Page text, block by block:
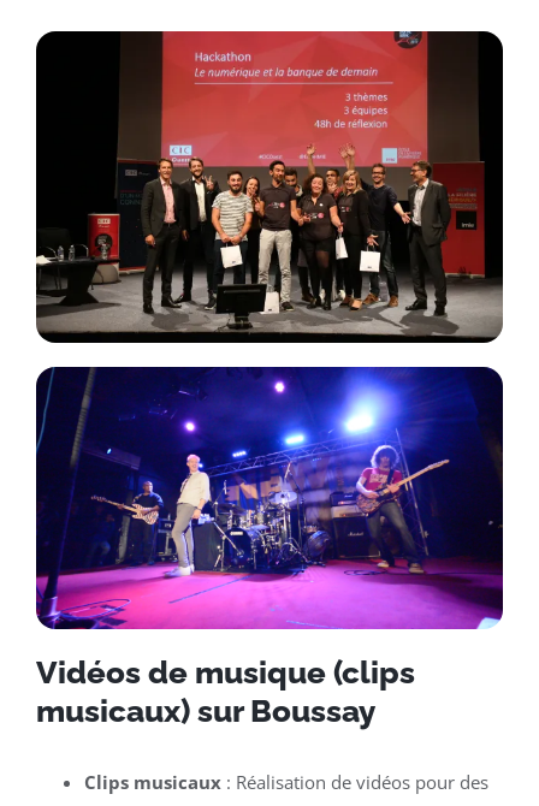
Vidéos de musique (clips
musicaux) sur Boussay
Clips musicaux: Réalisation de vidéos pour des